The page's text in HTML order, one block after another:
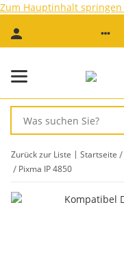
Zum Hauptinhalt springen
Zurück zur Liste Startseite
Pixma IP 4850